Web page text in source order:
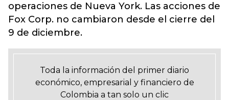
operaciones de Nueva York. Las acciones de
Fox Corp. no cambiaron desde el cierre del
9 de diciembre.
Toda la información del primer diario
económico, empresarial y financiero de
Colombia a tan solo un clic